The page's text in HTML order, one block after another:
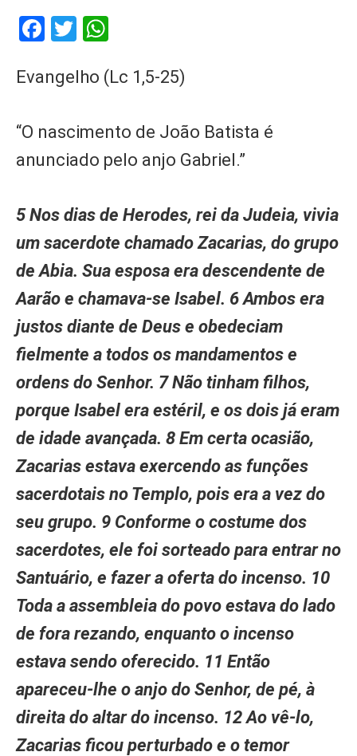
Facebook
Twitter
Evangelho (Lc 1,5-25)
“O nascimento de João Batista é
anunciado pelo anjo Gabriel.”
5 Nos dias de Herodes, rei da Judeia, vivia
um sacerdote chamado Zacarias, do grupo
de Abia. Sua esposa era descendente de
Aarão e chamava-se Isabel. 6 Ambos era
justos diante de Deus e obedeciam
fielmente a todos os mandamentos e
ordens do Senhor. 7 Não tinham filhos,
porque Isabel era estéril, e os dois já eram
de idade avançada. 8 Em certa ocasião,
Zacarias estava exercendo as funções
sacerdotais no Templo, pois era a vez do
seu grupo. 9 Conforme o costume dos
sacerdotes, ele foi sorteado para entrar no
Santuário, e fazer a oferta do incenso. 10
Toda a assembleia do povo estava do lado
de fora rezando, enquanto o incenso
estava sendo oferecido. 11 Então
apareceu-lhe o anjo do Senhor, de pé, à
direita do altar do incenso. 12 Ao vê-lo,
Zacarias ficou perturbado e o temor